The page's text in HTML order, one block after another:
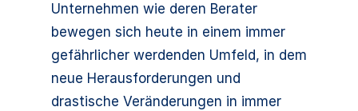
Unternehmen wie deren Berater
bewegen sich heute in einem immer
gefährlicher werdenden Umfeld, in dem
neue Herausforderungen und
drastische Veränderungen in immer